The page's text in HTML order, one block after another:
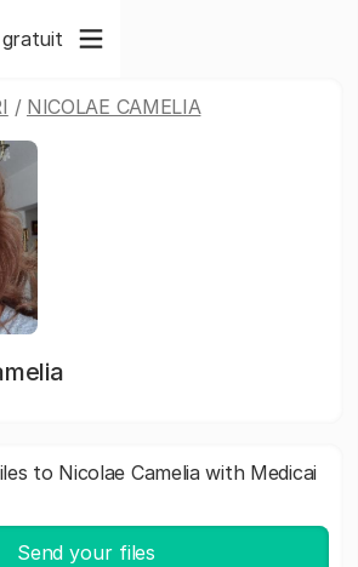
/ NICOLAE CAMELIA
to Nicolae Camelia with Medicai
Send your files